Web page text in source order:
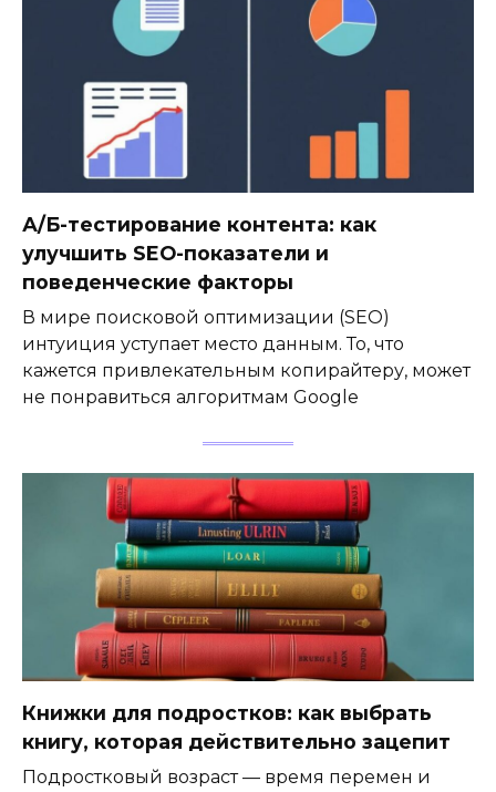
А/Б-тестирование контента: как
улучшить SEO-показатели и
поведенческие факторы
В мире поисковой оптимизации (SEO)
интуиция уступает место данным. То, что
кажется привлекательным копирайтеру, может
не понравиться алгоритмам Google
Книжки для подростков: как выбрать
книгу, которая действительно зацепит
Подростковый возраст — время перемен и